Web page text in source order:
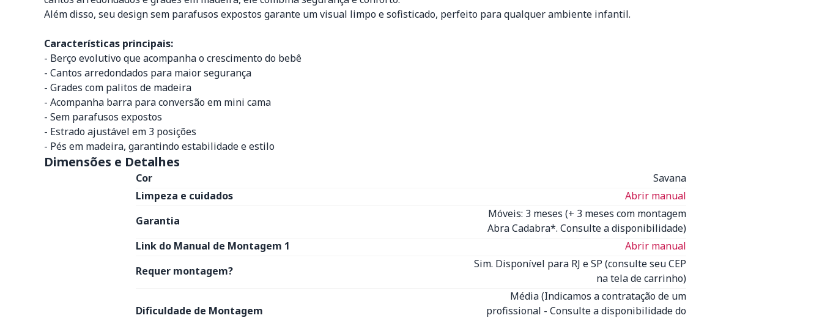
Além disso, seu design sem parafusos expostos garante um visual limpo e sofisticado, perfeito para qualquer ambiente infantil.
Características principais:
- Berço evolutivo que acompanha o crescimento do bebê
- Cantos arredondados para maior segurança
- Grades com palitos de madeira
- Acompanha barra para conversão em mini cama
- Sem parafusos expostos
- Estrado ajustável em 3 posições
- Pés em madeira, garantindo estabilidade e estilo
Dimensões e Detalhes
Cor
Savana
Limpeza e cuidados
Abrir manual
Garantia
Móveis: 3 meses (+ 3 meses com montagem
Abra Cadabra*. Consulte a disponibilidade)
Link do Manual de Montagem 1
Abrir manual
Requer montagem?
Sim. Disponível para RJ e SP (consulte seu CEP
na tela de carrinho)
Dificuldade de Montagem
Média (Indicamos a contratação de um
profissional - Consulte a disponibilidade do